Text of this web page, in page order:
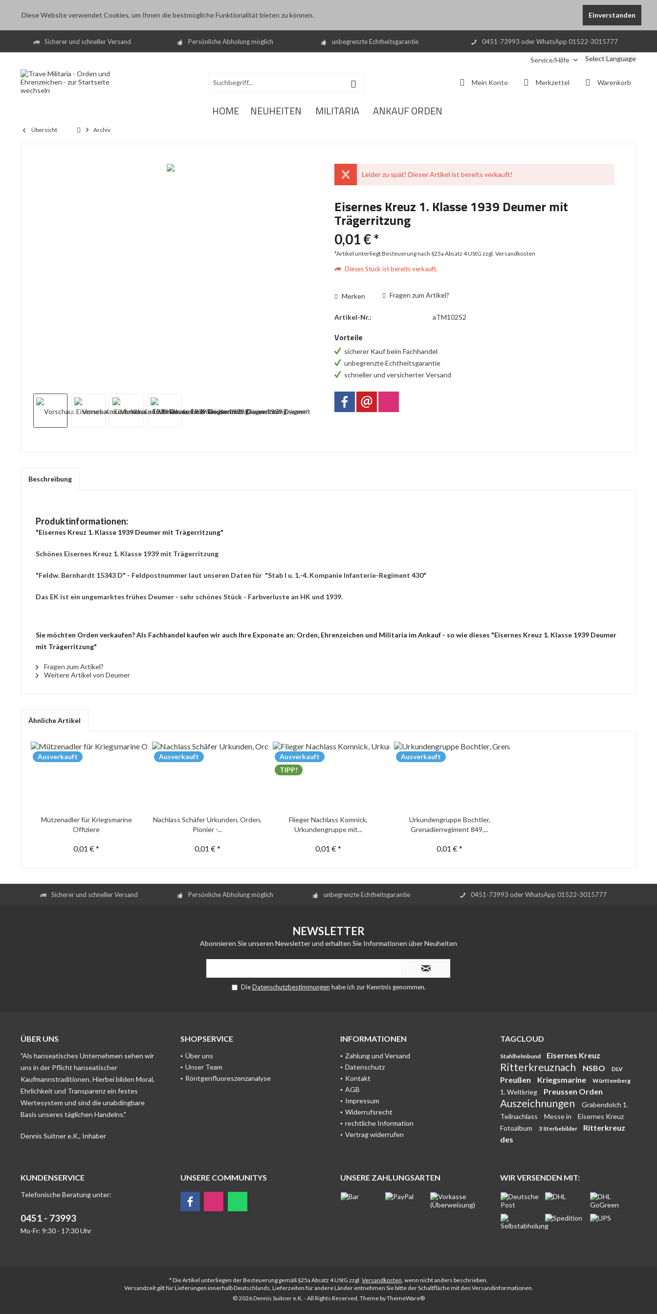
Diese Website verwendet Cookies, um Ihnen die bestmögliche Funktionalität bieten zu können. Einverstanden
Sicherer und schneller Versand Persönliche Abholung möglich unbegrenzte Echtheitsgarantie 0451-73993 oder WhatsApp 01522-3015777
Service/Hilfe Select Language
Warenkorb
Merkzettel
Mein Konto
HOME NEUHEITEN MILITARIA ANKAUF ORDEN
Übersicht Archiv
Leider zu spät! Dieser Artikel ist bereits verkauft!
Eisernes Kreuz 1. Klasse 1939 Deumer mit
Trägerritzung
0,01 € *
*Artikel unterliegt Besteuerung nach §25a Absatz 4 UStGzzgl. Versandkosten
Dieses Stück ist bereits verkauft.
Merken Fragen zum Artikel?
Artikel-Nr.: aTM10252
Vorteile
sicherer Kauf beim Fachhandel
unbegrenzte Echtheitsgarantie
schneller und versicherter Versand
Beschreibung
Produktinformationen:
"Eisernes Kreuz 1. Klasse 1939 Deumer mit Trägerritzung"
Schönes Eisernes Kreuz 1. Klasse 1939 mit Trägerritzung
"Feldw. Bernhardt 15343 D" - Feldpostnummer laut unseren Daten für "Stab I u. 1.-4. Kompanie Infanterie-Regiment 430"
Das EK ist ein ungemarktes frühes Deumer - sehr schönes Stück - Farbverluste an HK und 1939.
Sie möchten Orden verkaufen? Als Fachhandel kaufen wir auch Ihre Exponate an: Orden, Ehrenzeichen und Militaria im Ankauf - so wie dieses "Eisernes Kreuz 1. Klasse 1939 Deumer
mit Trägerritzung"
Fragen zum Artikel?
Weitere Artikel von Deumer
Ähnliche Artikel
Ausverkauft
Mützenadler für Kriegsmarine
Offiziere
0,01 € *
Ausverkauft
Nachlass Schäfer Urkunden, Orden,
Pionier -...
0,01 € *
Ausverkauft
TIPP!
Flieger Nachlass Komnick,
Urkundengruppe mit...
0,01 € *
Ausverkauft
Urkundengruppe Bochtler,
Grenadierregiment 849,...
0,01 € *
Sicherer und schneller Versand Persönliche Abholung möglich unbegrenzte Echtheitsgarantie 0451-73993 oder WhatsApp 01522-3015777
NEWSLETTER
Abonnieren Sie unseren Newsletter und erhalten Sie Informationen über Neuheiten
DieDatenschutzbestimmungen habe ich zur Kenntnis genommen.
ÜBER UNS
"Als hanseatisches Unternehmen sehen wir
uns in der Pflicht hanseatischer
Kaufmannstraditionen. Hierbei bilden Moral,
Ehrlichkeit und Transparenz ein festes
Wertesystem und sind die unabdingbare
Basis unseres täglichen Handelns."
Dennis Suitner e.K., Inhaber
SHOPSERVICE
Über uns
Unser Team
Röntgenfluoreszenzanalyse
INFORMATIONEN
Zahlung und Versand
Datenschutz
Kontakt
AGB
Impressum
Widerrufsrecht
rechtliche Information
Vertrag widerrufen
TAGCLOUD
Stahlhelmbund Eisernes Kreuz
Ritterkreuznach NSBO DLV
Preußen Kriegsmarine Württemberg
1. Weltkrieg Preussen Orden
Auszeichnungen
Grabendolch 1.
Teilnachlass
Messe in
Eisernes Kreuz
Fotoalbum
3 Sterbebilder
Ritterkreuz
des
KUNDENSERVICE
Telefonische Beratung unter:
0451 - 73993
Mo-Fr: 9:30 - 17:30 Uhr
UNSERE COMMUNITYS UNSERE ZAHLUNGSARTEN WIR VERSENDEN MIT:
* Die Artikel unterliegen der Besteuerung gemäß §25a Absatz 4 UStG zzgl. Versandkosten, wenn nicht anders beschrieben.
Versandzeit gilt für Lieferungen innerhalb Deutschlands, Lieferzeiten für andere Länder entnehmen Sie bitte der Schaltfläche mit den Versandinformationen.
© 2026 Dennis Suitner e.K. - All Rights Reserved. Theme byThemeWare®